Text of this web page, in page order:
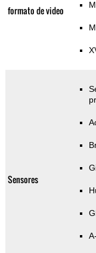
formato de video
Sensores